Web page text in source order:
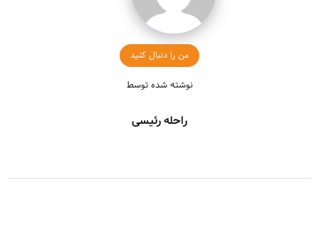
من را دنبال کنید
نوشته شده توسط
راحله رئیسی